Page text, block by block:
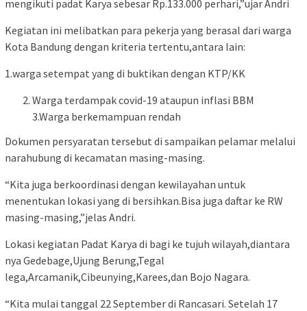
mengikuti padat Karya sebesar Rp.133.000 perhari,”ujar Andri
Kegiatan ini melibatkan para pekerja yang berasal dari warga
Kota Bandung dengan kriteria tertentu,antara lain:
1.warga setempat yang di buktikan dengan KTP/KK
Warga terdampak covid-19 ataupun inflasi BBM
3.Warga berkemampuan rendah
Dokumen persyaratan tersebut di sampaikan pelamar melalui
narahubung di kecamatan masing-masing.
“Kita juga berkoordinasi dengan kewilayahan untuk
menentukan lokasi yang di bersihkan.Bisa juga daftar ke RW
masing-masing,”jelas Andri.
Lokasi kegiatan Padat Karya di bagi ke tujuh wilayah,diantara
nya Gedebage,Ujung Berung,Tegal
lega,Arcamanik,Cibeunying,Karees,dan Bojo Nagara.
“Kita mulai tanggal 22 September di Rancasari. Setelah 17